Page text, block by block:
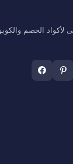
لأكواد الخصم